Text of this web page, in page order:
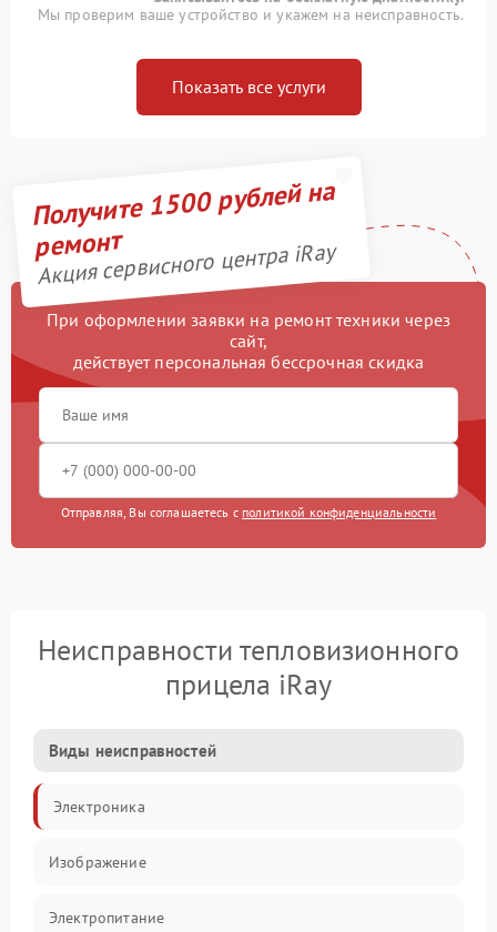
Мы проверим ваше устройство и укажем на неисправность.
Показать все услуги
Получите 1500 рублей на
ремонт
Акция сервисного центра iRay
При оформлении заявки на ремонт техники через
сайт,
действует персональная бессрочная скидка
Отправляя, Вы соглашаетесь с политикой конфиденциальности
Неисправности тепловизионного
прицела iRay
Виды неисправностей
Электроника
Изображение
Электропитание